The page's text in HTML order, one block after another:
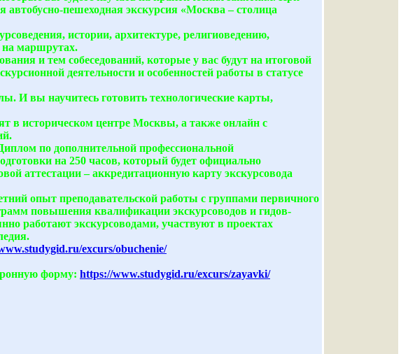
автобусно-пешеходная экскурсия «Москва – столица
истории, архитектуре, религиоведению,
на маршрутах.
и тем собеседований, которые у вас будут на итоговой
деятельности и особенностей работы в статусе
И вы научитесь готовить технологические карты,
в историческом центре Москвы, а также онлайн с
по дополнительной профессиональной
на 250 часов, который будет официально
аттестации – аккредитационную карту экскурсовода
опыт преподавательской работы с группами первичного
повышения квалификации экскурсоводов и гидов-
работают экскурсоводами, участвуют в проектах
excurs/obuchenie/
форму: https://www.studygid.ru/excurs/zayavki/